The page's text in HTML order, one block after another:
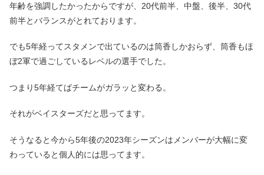
年齢を強調したかったからですが、20代前半、中盤、後半、30代
前半とバランスがとれております。
でも5年経ってスタメンで出ているのは筒香しかおらず、筒香もほ
ぼ2軍で過ごしているレベルの選手でした。
つまり5年経てばチームがガラッと変わる。
それがベイスターズだと思ってます。
そうなると今から5年後の2023年シーズンはメンバーが大幅に変
わっていると個人的には思ってます。